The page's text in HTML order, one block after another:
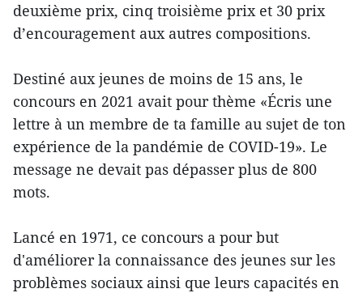
deuxième prix, cinq troisième prix et 30 prix
d’encouragement aux autres compositions.
Destiné aux jeunes de moins de 15 ans, le
concours en 2021 avait pour thème «Écris une
lettre à un membre de ta famille au sujet de ton
expérience de la pandémie de COVID-19». Le
message ne devait pas dépasser plus de 800
mots.
Lancé en 1971, ce concours a pour but
d'améliorer la connaissance des jeunes sur les
problèmes sociaux ainsi que leurs capacités en